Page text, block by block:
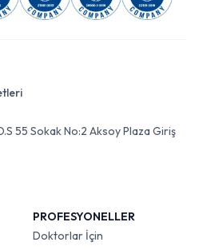
55 Sokak No:2 Aksoy Plaza Giriş
PROFESYONELLER
Doktorlar İçin